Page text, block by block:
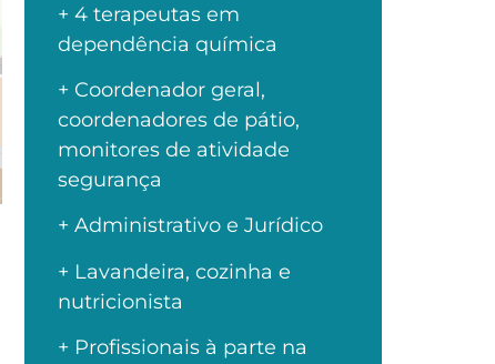
+ 4 terapeutas em
dependência química
+ Coordenador geral,
coordenadores de pátio,
monitores de atividade
segurança
+ Administrativo e Jurídico
+ Lavandeira, cozinha e
nutricionista
+ Profissionais à parte na